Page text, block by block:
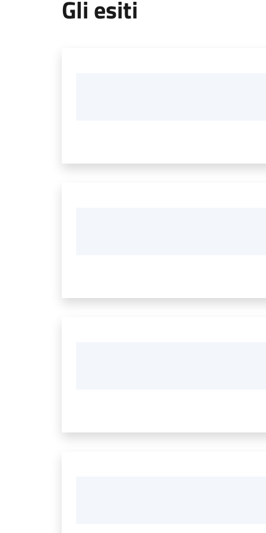
Gli esiti